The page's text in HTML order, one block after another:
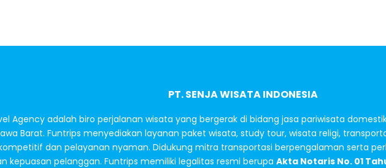
PT. SENJA WISATA INDONESIA
Agency adalah biro perjalanan wisata yang bergerak di bidang jasa pariwisata
Barat. Funtrips menyediakan layanan paket wisata, study tour, wisata religi,
dan pelayanan nyaman. Didukung mitra transportasi berpengalaman serta
kepuasan pelanggan. Funtrips memiliki legalitas resmi berupa Akta Notaris No. 01